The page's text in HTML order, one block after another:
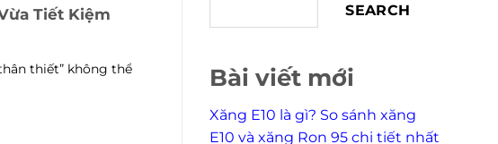
Tiết Kiệm
thiết” không thể
SEARCH
Bài viết mới
Xăng E10 là gì? So sánh xăng
E10 và xăng Ron 95 chi tiết nhất